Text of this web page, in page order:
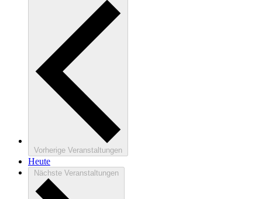
Vorherige Veranstaltungen
Heute
Nächste Veranstaltungen